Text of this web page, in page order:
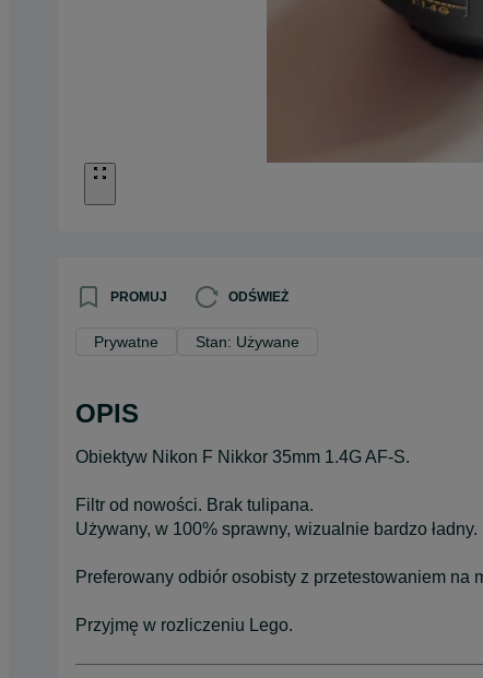
PROMUJ ODŚWIEŻ
Prywatne Stan: Używane
OPIS
Obiektyw Nikon F Nikkor 35mm 1.4G AF-S.
Filtr od nowości. Brak tulipana.
Używany, w 100% sprawny, wizualnie bardzo ładny.
Preferowany odbiór osobisty z przetestowaniem na
Przyjmę w rozliczeniu Lego.